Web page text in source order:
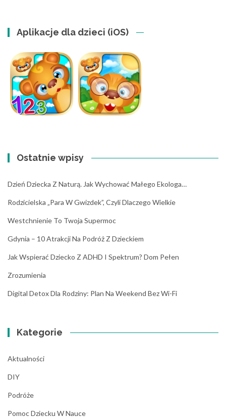
Aplikacje dla dzieci (iOS)
Ostatnie wpisy
Dzień Dziecka Z Naturą. Jak Wychować Małego Ekologa…
Rodzicielska „para W Gwizdek”, Czyli Dlaczego Wielkie
Westchnienie To Twoja Supermoc
Gdynia – 10 Atrakcji Na Podróż Z Dzieckiem
Jak Wspierać Dziecko Z ADHD I Spektrum? Dom Pełen
Zrozumienia
Digital Detox Dla Rodziny: Plan Na Weekend Bez Wi-Fi
Kategorie
Aktualności
DIY
Podróże
Pomoc Dziecku W Nauce